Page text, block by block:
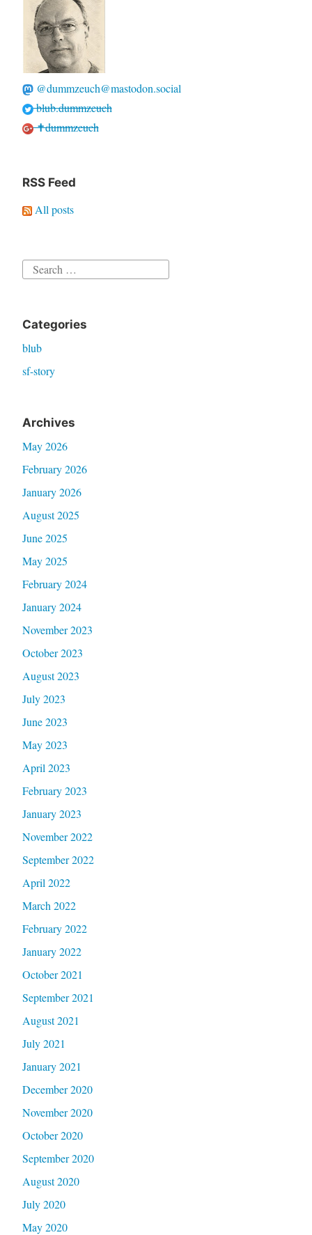
@dummzeuch@mastodon.social
blub.dummzeuch
✝dummzeuch
RSS Feed
All posts
Search
Categories
blub
sf-story
Archives
May 2026
February 2026
January 2026
August 2025
June 2025
May 2025
February 2024
January 2024
November 2023
October 2023
August 2023
July 2023
June 2023
May 2023
April 2023
February 2023
January 2023
November 2022
September 2022
April 2022
March 2022
February 2022
January 2022
October 2021
September 2021
August 2021
July 2021
January 2021
December 2020
November 2020
October 2020
September 2020
August 2020
July 2020
May 2020